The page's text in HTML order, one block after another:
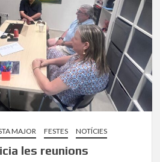
MAJOR FESTES NOTÍCIES
les reunions